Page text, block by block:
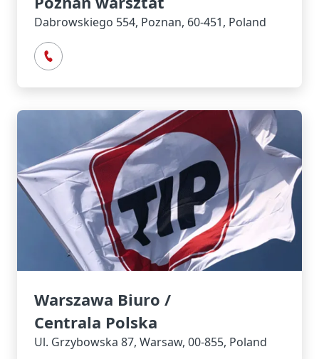
Dabrowskiego 554, Poznan, 60-451, Poland
Warszawa Biuro /
Centrala Polska
Ul. Grzybowska 87, Warsaw, 00-855, Poland